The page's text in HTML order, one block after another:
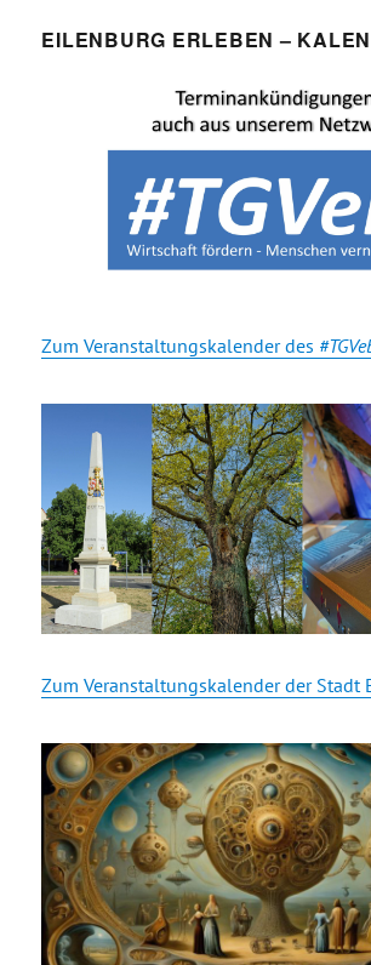
EILENBURG ERLEBEN –
Zum Veranstaltungskalender des
Zum Veranstaltungskalender der Stadt